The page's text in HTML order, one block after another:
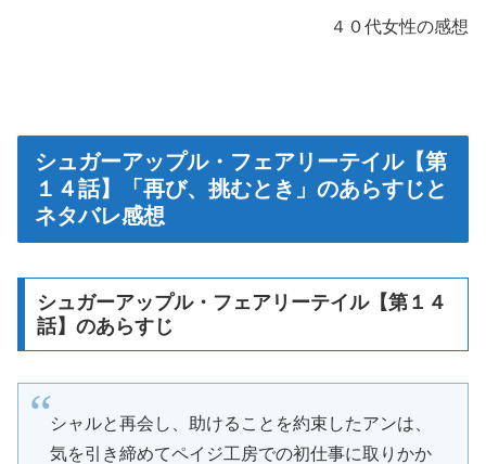
４０代女性の感想
シュガーアップル・フェアリーテイル【第
１４話】「再び、挑むとき」のあらすじと
ネタバレ感想
シュガーアップル・フェアリーテイル【第１４
話】のあらすじ
シャルと再会し、助けることを約束したアンは、
気を引き締めてペイジ工房での初仕事に取りかか